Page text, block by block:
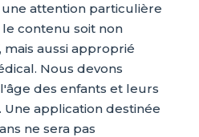
attention particulière
contenu soit non
aussi approprié
Nous devons
des enfants et leurs
application destinée
ne sera pas